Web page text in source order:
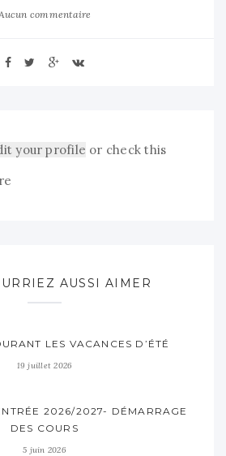
commentaire
your profile or check this
AUSSI AIMER
LES VACANCES D’ÉTÉ
19 juillet 2026
2026/2027- DÉMARRAGE
DES COURS
5 juin 2026